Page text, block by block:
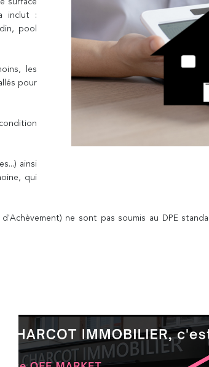
surface
inclut :
pool
les
pour
ainsi
qui
ne sont pas soumis au DPE